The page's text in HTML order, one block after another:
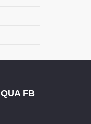
FB